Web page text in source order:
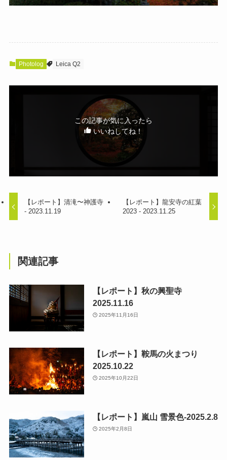
Photolog Leica Q2
この記事が気に入ったら
いいねしてね！
【レポート】清滝〜神護寺
- 2023.11.19
【レポート】龍安寺の紅葉
2023 - 2023.11.25
関連記事
【レポート】秋の興聖寺
2025.11.16
2025年11月16日
【レポート】鞍馬の火まつり
2025.10.22
2025年10月22日
【レポート】嵐山 雪景色-2025.2.8
2025年2月8日